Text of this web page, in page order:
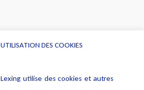
DES COOKIES
utilise des cookies et autres